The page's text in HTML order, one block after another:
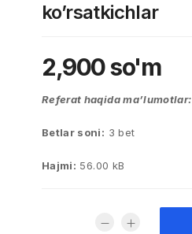
ko’rsatkichlar
2,900so'm
Referat haqida ma’lumotlar:
Betlar soni: 3 bet
Hajmi: 56.00 kB